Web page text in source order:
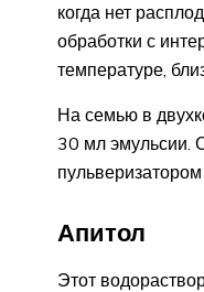
когда нет
обработки с
температуре,
На семью в
30 мл эмульсии.
Апитол
Этот